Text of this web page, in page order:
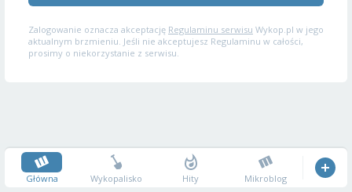
Zalogowanie oznacza akceptację Regulaminu serwisu Wykop.pl w jego
aktualnym brzmieniu. Jeśli nie akceptujesz Regulaminu w całości,
prosimy o niekorzystanie z serwisu.
Główna Wykopalisko Hity Mikroblog